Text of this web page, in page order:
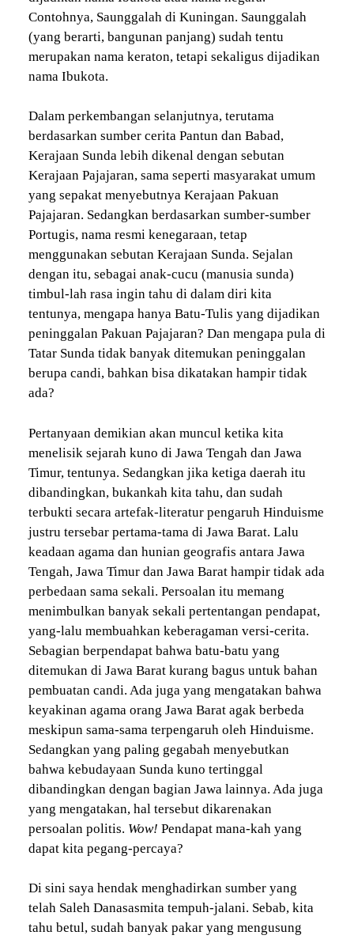
Contohnya, Saunggalah di Kuningan. Saunggalah
(yang berarti, bangunan panjang) sudah tentu
merupakan nama keraton, tetapi sekaligus dijadikan
nama Ibukota.
Dalam perkembangan selanjutnya, terutama
berdasarkan sumber cerita Pantun dan Babad,
Kerajaan Sunda lebih dikenal dengan sebutan
Kerajaan Pajajaran, sama seperti masyarakat umum
yang sepakat menyebutnya Kerajaan Pakuan
Pajajaran. Sedangkan berdasarkan sumber-sumber
Portugis, nama resmi kenegaraan, tetap
menggunakan sebutan Kerajaan Sunda. Sejalan
dengan itu, sebagai anak-cucu (manusia sunda)
timbul-lah rasa ingin tahu di dalam diri kita
tentunya, mengapa hanya Batu-Tulis yang dijadikan
peninggalan Pakuan Pajajaran? Dan mengapa pula di
Tatar Sunda tidak banyak ditemukan peninggalan
berupa candi, bahkan bisa dikatakan hampir tidak
ada?
Pertanyaan demikian akan muncul ketika kita
menelisik sejarah kuno di Jawa Tengah dan Jawa
Timur, tentunya. Sedangkan jika ketiga daerah itu
dibandingkan, bukankah kita tahu, dan sudah
terbukti secara artefak-literatur pengaruh Hinduisme
justru tersebar pertama-tama di Jawa Barat. Lalu
keadaan agama dan hunian geografis antara Jawa
Tengah, Jawa Timur dan Jawa Barat hampir tidak ada
perbedaan sama sekali. Persoalan itu memang
menimbulkan banyak sekali pertentangan pendapat,
yang-lalu membuahkan keberagaman versi-cerita.
Sebagian berpendapat bahwa batu-batu yang
ditemukan di Jawa Barat kurang bagus untuk bahan
pembuatan candi. Ada juga yang mengatakan bahwa
keyakinan agama orang Jawa Barat agak berbeda
meskipun sama-sama terpengaruh oleh Hinduisme.
Sedangkan yang paling gegabah menyebutkan
bahwa kebudayaan Sunda kuno tertinggal
dibandingkan dengan bagian Jawa lainnya. Ada juga
yang mengatakan, hal tersebut dikarenakan
persoalan politis. Wow! Pendapat mana-kah yang
dapat kita pegang-percaya?
Di sini saya hendak menghadirkan sumber yang
telah Saleh Danasasmita tempuh-jalani. Sebab, kita
tahu betul, sudah banyak pakar yang mengusung